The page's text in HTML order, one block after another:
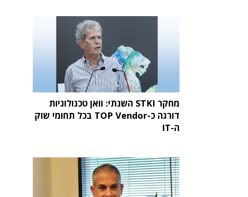
מחקר STKI השנתי: וואן טכנולוגיות
דורגה כ-TOP Vendor בכל תחומי שוק
ה-IT